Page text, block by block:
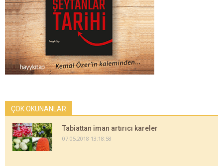
ÇOK OKUNANLAR
Tabiattan iman artırıcı kareler
07.05.2018 13:18:58